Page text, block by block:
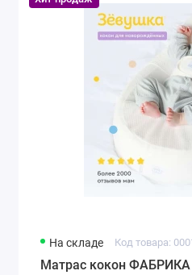
На складе Код товара:
Матрас кокон